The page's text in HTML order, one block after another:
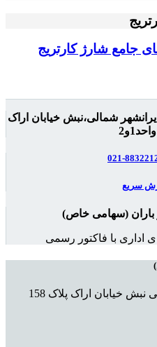
جامع شارژ کارتریج
شمالی،نبش خیابان اراک
سریع
(سهامی خاص)
با فاکتور رسمی
تهران ایرنشهر شمالی نبش خیابان اراک پلاک 158